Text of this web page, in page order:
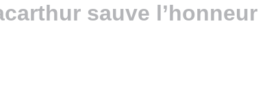
sauve l’honneur